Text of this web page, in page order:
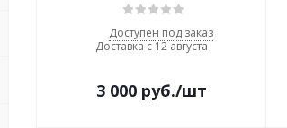
Доступен под заказ
Доставка с 12 августа
3 000 руб./шт